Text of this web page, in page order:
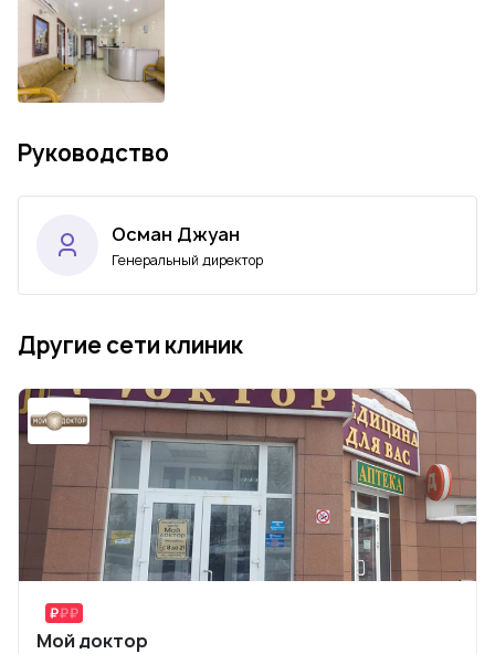
Руководство
Осман Джуан
Генеральный директор
Другие сети клиник
Мой доктор